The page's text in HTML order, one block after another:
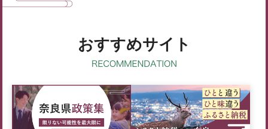
おすすめサイト